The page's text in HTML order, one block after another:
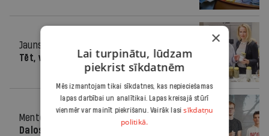
Jauns bizness
Tēt, vai tev ir ideja?
Mentors
Dalos pieredzē: kā sākt ražot?
×
Lai turpinātu, lūdzam
piekrist sīkdatnēm
Mēs izmantojam tikai sīkdatnes, kas nepieciešamas
lapas darbībai un analītikai. Lapas kreisajā stūrī
vienmēr var mainīt piekrišanu. Vairāk lasisīkdatņu
politikā.